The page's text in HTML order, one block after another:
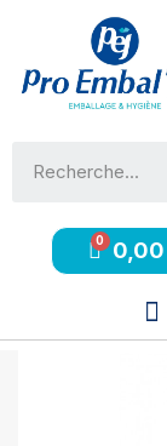
0,00